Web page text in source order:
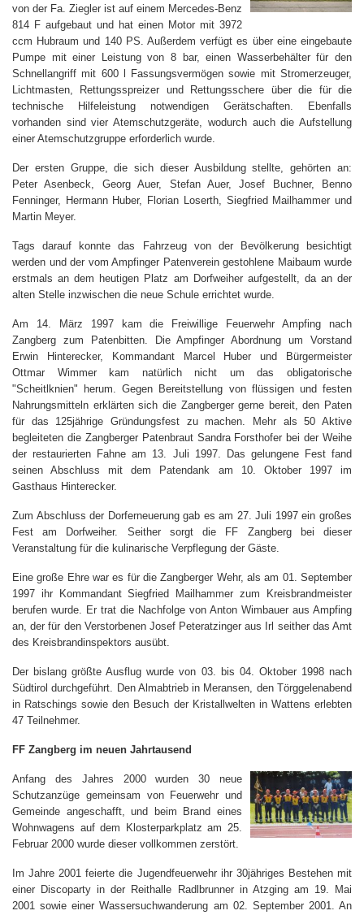
von der Fa. Ziegler ist auf einem Mercedes-Benz
814 F aufgebaut und hat einen Motor mit 3972
ccm Hubraum und 140 PS. Außerdem verfügt es über eine eingebaute
Pumpe mit einer Leistung von 8 bar, einen Wasserbehälter für den
Schnellangriff mit 600 l Fassungsvermögen sowie mit Stromerzeuger,
Lichtmasten, Rettungsspreizer und Rettungsschere über die für die
technische Hilfeleistung notwendigen Gerätschaften. Ebenfalls
vorhanden sind vier Atemschutzgeräte, wodurch auch die Aufstellung
einer Atemschutzgruppe erforderlich wurde.
Der ersten Gruppe, die sich dieser Ausbildung stellte, gehörten an:
Peter Asenbeck, Georg Auer, Stefan Auer, Josef Buchner, Benno
Fenninger, Hermann Huber, Florian Loserth, Siegfried Mailhammer und
Martin Meyer.
Tags darauf konnte das Fahrzeug von der Bevölkerung besichtigt
werden und der vom Ampfinger Patenverein gestohlene Maibaum wurde
erstmals an dem heutigen Platz am Dorfweiher aufgestellt, da an der
alten Stelle inzwischen die neue Schule errichtet wurde.
Am 14. März 1997 kam die Freiwillige Feuerwehr Ampfing nach
Zangberg zum Patenbitten. Die Ampfinger Abordnung um Vorstand
Erwin Hinterecker, Kommandant Marcel Huber und Bürgermeister
Ottmar Wimmer kam natürlich nicht um das obligatorische
"Scheitlknien" herum. Gegen Bereitstellung von flüssigen und festen
Nahrungsmitteln erklärten sich die Zangberger gerne bereit, den Paten
für das 125jährige Gründungsfest zu machen. Mehr als 50 Aktive
begleiteten die Zangberger Patenbraut Sandra Forsthofer bei der Weihe
der restaurierten Fahne am 13. Juli 1997. Das gelungene Fest fand
seinen Abschluss mit dem Patendank am 10. Oktober 1997 im
Gasthaus Hinterecker.
Zum Abschluss der Dorferneuerung gab es am 27. Juli 1997 ein großes
Fest am Dorfweiher. Seither sorgt die FF Zangberg bei dieser
Veranstaltung für die kulinarische Verpflegung der Gäste.
Eine große Ehre war es für die Zangberger Wehr, als am 01. September
1997 ihr Kommandant Siegfried Mailhammer zum Kreisbrandmeister
berufen wurde. Er trat die Nachfolge von Anton Wimbauer aus Ampfing
an, der für den Verstorbenen Josef Peteratzinger aus Irl seither das Amt
des Kreisbrandinspektors ausübt.
Der bislang größte Ausflug wurde von 03. bis 04. Oktober 1998 nach
Südtirol durchgeführt. Den Almabtrieb in Meransen, den Törggelenabend
in Ratschings sowie den Besuch der Kristallwelten in Wattens erlebten
47 Teilnehmer.
FF Zangberg im neuen Jahrtausend
Anfang des Jahres 2000 wurden 30 neue
Schutzanzüge gemeinsam von Feuerwehr und
Gemeinde angeschafft, und beim Brand eines
Wohnwagens auf dem Klosterparkplatz am 25.
Februar 2000 wurde dieser vollkommen zerstört.
Im Jahre 2001 feierte die Jugendfeuerwehr ihr 30jähriges Bestehen mit
einer Discoparty in der Reithalle Radlbrunner in Atzging am 19. Mai
2001 sowie einer Wassersuchwanderung am 02. September 2001. An